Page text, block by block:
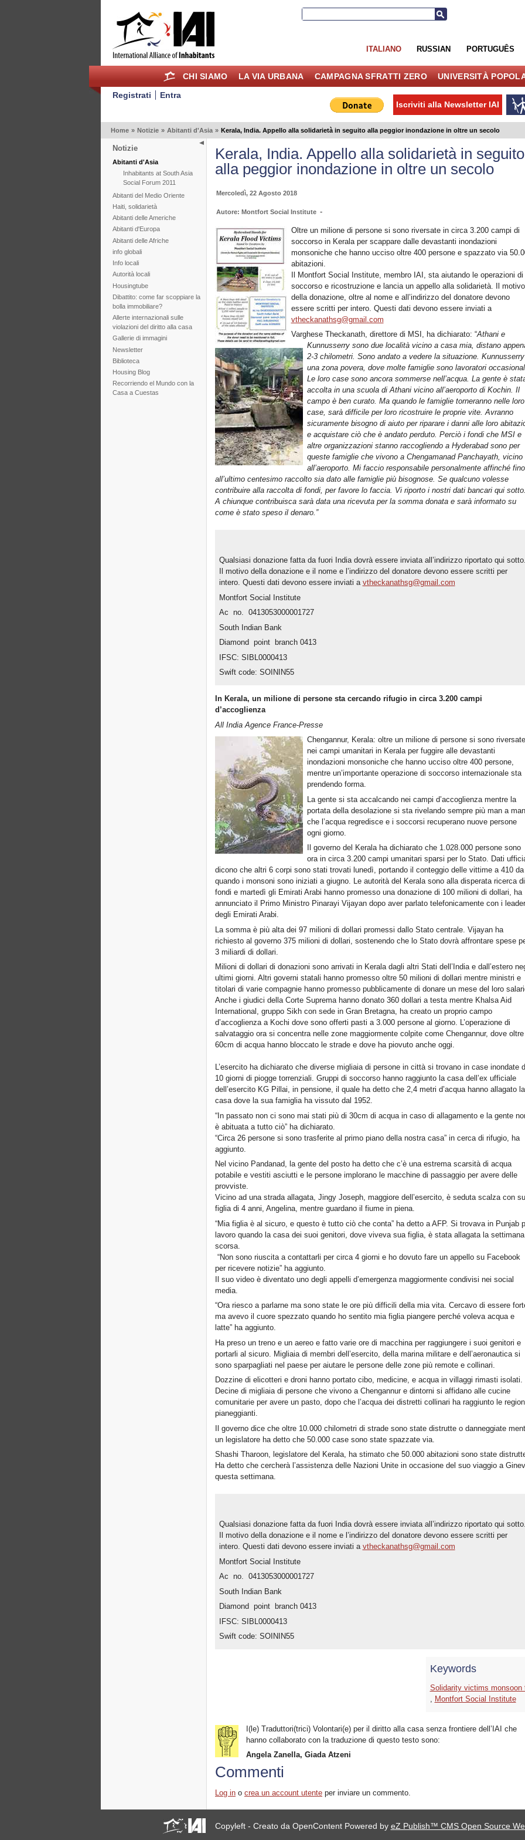
ITALIANO RUSSIAN PORTUGUÊS
CHI SIAMO LA VIA URBANA CAMPAGNA SFRATTI ZERO UNIVERSITÀ
Registrati
Entra
Iscriviti alla Newsletter IAI
Home » Notizie » Abitanti d'Asia » Kerala, India. Appello alla solidarietà in seguito alla peggior inondazione in oltre un secolo
Notizie
Abitanti d'Asia
Inhabitants at South Asia
Social Forum 2011
Abitanti del Medio Oriente
Haiti, solidarietà
Abitanti delle Americhe
Abitanti d'Europa
Abitanti delle Afriche
info globali
Info locali
Autorità locali
Housingtube
Dibattito: come far scoppiare la
bolla immobiliare?
Allerte internazionali sulle
violazioni del diritto alla casa
Gallerie di immagini
Newsletter
Biblioteca
Housing Blog
Recorriendo el Mundo con la
Casa a Cuestas
Kerala, India. Appello alla solidarietà in seguito
alla peggior inondazione in oltre un secolo
Mercoledì, 22 Agosto 2018
Autore: Montfort Social Institute -
Oltre un milione di persone si sono riversate in circa 3.200 campi di
soccorso in Kerala per scappare dalle devastanti inondazioni
monsoniche che hanno ucciso oltre 400 persone e spazzato via
abitazioni.
Il Montfort Social Institute, membro IAI, sta aiutando le operazioni di
soccorso e ricostruzione e lancia un appello alla solidarietà. Il motivo
della donazione, oltre al nome e all’indirizzo del donatore devono
essere scritti per intero. Questi dati devono essere inviati a
vtheckanathsg@gmail.com
Varghese Theckanath, direttore di MSI, ha dichiarato: “Athani e
Kunnusserry sono due località vicino a casa mia, distano
2-3 chilometri. Sono andato a vedere la situazione.
una zona povera, dove molte famiglie sono lavoratori
Le loro case sono ancora sommerse nell’acqua. La gente è
accolta in una scuola di Athani vicino all’aeroporto di Kochin. Il
campo è ben curato. Ma quando le famiglie torneranno nelle loro
case, sarà difficile per loro ricostruire le proprie vite. Avranno
sicuramente bisogno di aiuto per riparare i danni alle loro
e acquistare ciò che è andato perduto. Perciò i fondi che MSI e
altre organizzazioni stanno raccogliendo a Hyderabad sono per
queste famiglie che vivono a Chengamanad Panchayath, vicino
all’aeroporto. Mi faccio responsabile personalmente affinché fino
all’ultimo centesimo raccolto sia dato alle famiglie più bisognose. Se qualcuno volesse
contribuire alla raccolta di fondi, per favore lo faccia. Vi riporto i nostri dati bancari qui sotto.
A chiunque contribuisca sarà data una ricevuta per la somma donata e sarà informato su
come è stato speso il denaro.”
Qualsiasi donazione fatta da fuori India dovrà essere inviata all’indirizzo riportato qui sotto.
Il motivo della donazione e il nome e l’indirizzo del donatore devono essere scritti per
intero. Questi dati devono essere inviati a vtheckanathsg@gmail.com
Montfort Social Institute
Ac no. 0413053000001727
South Indian Bank
Diamond point branch 0413
IFSC: SIBL0000413
Swift code: SOININ55
In Kerala, un milione di persone sta cercando rifugio in circa 3.200 campi
d’accoglienza
All India Agence France-Presse
Chengannur, Kerala: oltre un milione di persone si sono riversate
nei campi umanitari in Kerala per fuggire alle devastanti
inondazioni monsoniche che hanno ucciso oltre 400 persone,
mentre un’importante operazione di soccorso internazionale sta
prendendo forma.
La gente si sta accalcando nei campi d’accoglienza mentre la
portata della desolazione si sta rivelando sempre più man a
che l’acqua regredisce e i soccorsi recuperano nuove persone
ogni giorno.
Il governo del Kerala ha dichiarato che 1.028.000 persone sono
ora in circa 3.200 campi umanitari sparsi per lo Stato. Dati
dicono che altri 6 corpi sono stati trovati lunedì, portando il conteggio delle vittime a 410 da
quando i monsoni sono iniziati a giugno. Le autorità del Kerala sono alla disperata ricerca di
fondi e martedì gli Emirati Arabi hanno promesso una donazione di 100 milioni di dollari, ha
annunciato il Primo Ministro Pinarayi Vijayan dopo aver parlato telefonicamente con i leader
degli Emirati Arabi.
La somma è più alta dei 97 milioni di dollari promessi dallo Stato centrale. Vijayan ha
richiesto al governo 375 milioni di dollari, sostenendo che lo Stato dovrà affrontare spese
3 miliardi di dollari.
Milioni di dollari di donazioni sono arrivati in Kerala dagli altri Stati dell’India e dall’estero
ultimi giorni. Altri governi statali hanno promesso oltre 50 milioni di dollari mentre ministri e
titolari di varie compagnie hanno promesso pubblicamente di donare un mese del loro
Anche i giudici della Corte Suprema hanno donato 360 dollari a testa mentre Khalsa Aid
International, gruppo Sikh con sede in Gran Bretagna, ha creato un proprio campo
d’accoglienza a Kochi dove sono offerti pasti a 3.000 persone al giorno. L’operazione di
salvataggio ora si concentra nelle zone maggiormente colpite come Chengannur, dove oltre
60cm di acqua hanno bloccato le strade e dove ha piovuto anche oggi.
L’esercito ha dichiarato che diverse migliaia di persone in città si trovano in case inondate
10 giorni di piogge torrenziali. Gruppi di soccorso hanno raggiunto la casa dell’ex ufficiale
dell’esercito KG Pillai, in pensione, il quale ha detto che 2,4 metri d’acqua hanno allagato la
casa dove la sua famiglia ha vissuto dal 1952.
“In passato non ci sono mai stati più di 30cm di acqua in caso di allagamento e la gente
è abituata a tutto ciò” ha dichiarato.
“Circa 26 persone si sono trasferite al primo piano della nostra casa” in cerca di rifugio, ha
aggiunto.
Nel vicino Pandanad, la gente del posto ha detto che c’è una estrema scarsità di acqua
potabile e vestiti asciutti e le persone implorano le macchine di passaggio per avere delle
provviste.
Vicino ad una strada allagata, Jingy Joseph, maggiore dell’esercito, è seduta scalza con
figlia di 4 anni, Angelina, mentre guardano il fiume in piena.
“Mia figlia è al sicuro, e questo è tutto ciò che conta” ha detto a AFP. Si trovava in Punjab
lavoro quando la casa dei suoi genitori, dove viveva sua figlia, è stata allagata la settimana
scorsa.
“Non sono riuscita a contattarli per circa 4 giorni e ho dovuto fare un appello su Facebook
per ricevere notizie” ha aggiunto.
Il suo video è diventato uno degli appelli d’emergenza maggiormente condivisi nei social
media.
“Ora riesco a parlarne ma sono state le ore più difficili della mia vita. Cercavo di essere
ma avevo il cuore spezzato quando ho sentito mia figlia piangere perché voleva acqua e
latte” ha aggiunto.
Ha preso un treno e un aereo e fatto varie ore di macchina per raggiungere i suoi genitori e
portarli al sicuro. Migliaia di membri dell’esercito, della marina militare e dell’aeronautica si
sono sparpagliati nel paese per aiutare le persone delle zone più remote e collinari.
Dozzine di elicotteri e droni hanno portato cibo, medicine, e acqua in villaggi rimasti isolati.
Decine di migliaia di persone che vivono a Chengannur e dintorni si affidano alle cucine
comunitarie per avere un pasto, dopo che l’acqua dei distretti collinari ha raggiunto le
pianeggianti.
Il governo dice che oltre 10.000 chilometri di strade sono state distrutte o danneggiate
un legislatore ha detto che 50.000 case sono state spazzate via.
Shashi Tharoon, legislatore del Kerala, ha stimato che 50.000 abitazioni sono state
Ha detto che cercherà l’assistenza delle Nazioni Unite in occasione del suo viaggio a
questa settimana.
Qualsiasi donazione fatta da fuori India dovrà essere inviata all’indirizzo riportato qui sotto.
Il motivo della donazione e il nome e l’indirizzo del donatore devono essere scritti per
intero. Questi dati devono essere inviati a vtheckanathsg@gmail.com
Montfort Social Institute
Ac no. 0413053000001727
South Indian Bank
Diamond point branch 0413
IFSC: SIBL0000413
Swift code: SOININ55
Keywords
Solidarity victims monsoon
Montfort Social Institute
I(le) Traduttori(trici) Volontari(e) per il diritto alla casa senza frontiere dell’IAI che
hanno collaborato con la traduzione di questo testo sono:
Angela Zanella, Giada Atzeni
Commenti
Log in ocrea un account utente per inviare un commento.
Copyleft - Creato da OpenContent Powered by eZ Publish™ CMS Open Source